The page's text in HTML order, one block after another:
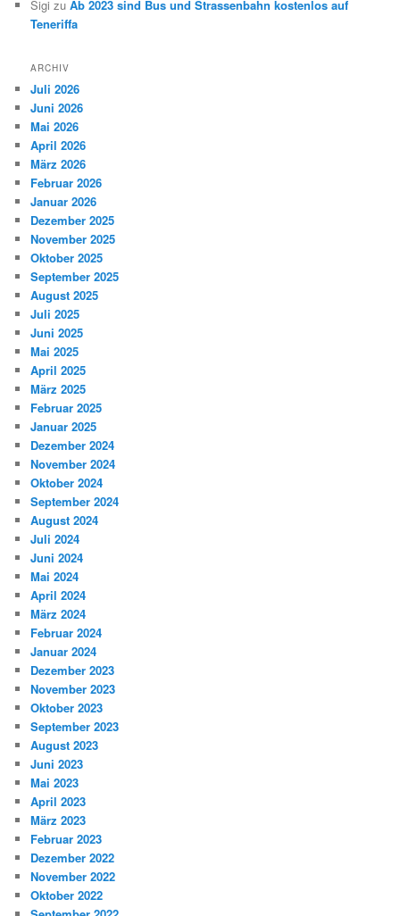
Sigi zuAb 2023 sind Bus und Strassenbahn kostenlos auf
Teneriffa
ARCHIV
Juli 2026
Juni 2026
Mai 2026
April 2026
März 2026
Februar 2026
Januar 2026
Dezember 2025
November 2025
Oktober 2025
September 2025
August 2025
Juli 2025
Juni 2025
Mai 2025
April 2025
März 2025
Februar 2025
Januar 2025
Dezember 2024
November 2024
Oktober 2024
September 2024
August 2024
Juli 2024
Juni 2024
Mai 2024
April 2024
März 2024
Februar 2024
Januar 2024
Dezember 2023
November 2023
Oktober 2023
September 2023
August 2023
Juni 2023
Mai 2023
April 2023
März 2023
Februar 2023
Dezember 2022
November 2022
Oktober 2022